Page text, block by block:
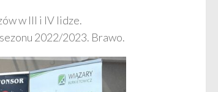
w III i IV lidze.
2022/2023. Brawo.